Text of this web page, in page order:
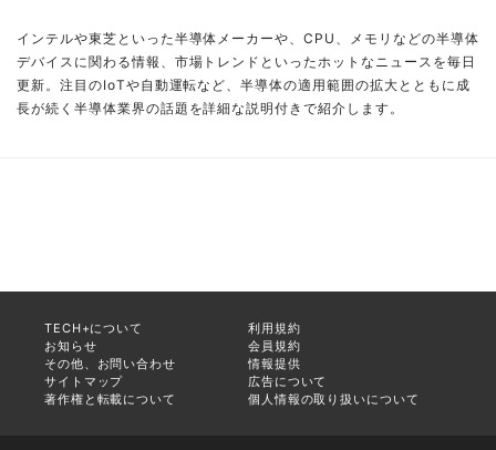
インテルや東芝といった半導体メーカーや、CPU、メモリなどの半導体
デバイスに関わる情報、市場トレンドといったホットなニュースを毎日
更新。注目のIoTや自動運転など、半導体の適用範囲の拡大とともに成
長が続く半導体業界の話題を詳細な説明付きで紹介します。
TECH+について
利用規約
お知らせ
会員規約
その他、お問い合わせ
情報提供
サイトマップ
広告について
著作権と転載について
個人情報の取り扱いについて